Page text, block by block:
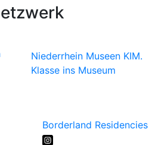
Niederrhein Museen KIM.
Klasse ins Museum
Borderland Residencies